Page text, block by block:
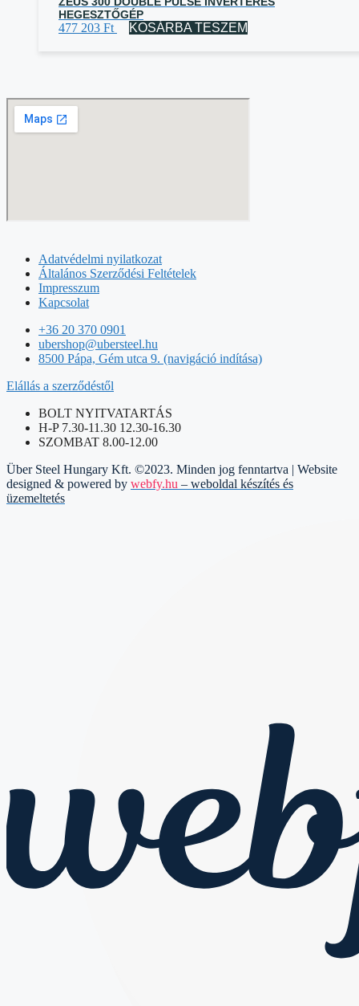
HEGESZTŐGÉP
477 203 Ft KOSÁRBA TESZEM
Adatvédelmi nyilatkozat
Általános Szerződési Feltételek
Impresszum
Kapcsolat
+36 20 370 0901
ubershop@ubersteel.hu
8500 Pápa, Gém utca 9. (navigáció indítása)
Elállás a szerződéstől
BOLT NYITVATARTÁS
H-P 7.30-11.30 12.30-16.30
SZOMBAT 8.00-12.00
Über Steel Hungary Kft. ©2023. Minden jog fenntartva | Website
designed & powered by webfy.hu – weboldal készítés és
üzemeltetés